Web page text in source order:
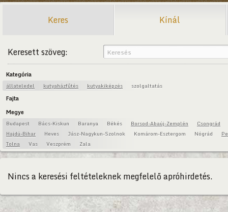
Keres Kínál
Keresett szöveg:
Kategória
állateledel kutyaházfűtés kutyakiképzés szolgaltatás
Fajta
Megye
Budapest Bács-Kiskun Baranya Békés Borsod-Abaúj-Zemplén
Csongrád
Hajdú-Bihar
Heves Jász-Nagykun-Szolnok Komárom-Esztergom Nógrád
Tolna
Vas Veszprém Zala
Nincs a keresési feltételeknek megfelelő apróhirdetés.